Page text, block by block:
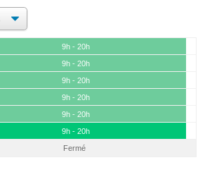
9h - 20h
9h - 20h
9h - 20h
9h - 20h
9h - 20h
9h - 20h
Fermé